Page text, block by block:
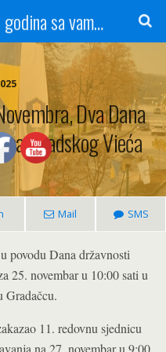
Radio Gradačac - 56 godina sa vama...
Dva Dana
Gradskog Vieća
Mail SMS
povodu Dana državnosti
25. novembar u 10:00 sati u
Gradačcu.
11. redovnu sjednicu
na 27. novembar u 9:00